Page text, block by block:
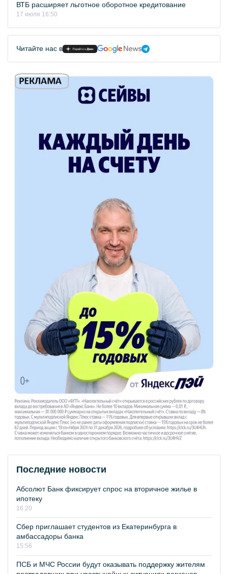
ВТБ расширяет льготное оборотное кредитование
17 июля 16:50
Читайте нас в
Последние новости
Абсолют Банк фиксирует спрос на вторичное жилье в
ипотеку
16:20
Сбер приглашает студентов из Екатеринбурга в
амбассадоры банка
15:56
ПСБ и МЧС России будут оказывать поддержку жителям